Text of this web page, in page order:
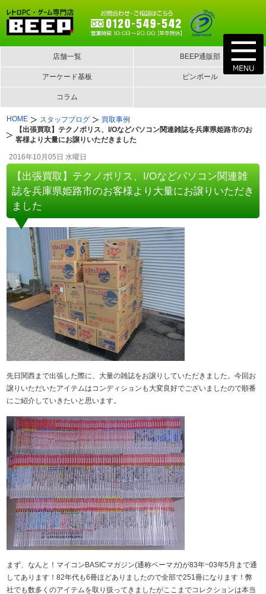
店舗一覧 BEEP通販部
アーケード基板 ピンボール
コラム
HOME スタッフブログ
買取事例
【出張買取】テクノポリス、I/Oなどパソコン関連雑誌を兵庫県姫路市のお
客様より大量にお譲りいただきました
2016年10月05日 水曜日
【出張買取】テクノポリス、I/Oなどパソコン関連雑
誌を兵庫県姫路市のお客様より大量にお譲りいただき
ました
先日関西まで出張した際に、大量の雑誌をお譲りしていただきました。今回お
譲りいただいたアイテムはコンディションも大変良好でございましたので順番
にご紹介していきたいと思います。
まず、なんと！マイコンBASICマガジン(通称ベーマガ)が83年~03年5月まで通
してあります！82年代も6冊ほどありましたので全部で251冊になります！弊
社でも数多くのアイテムを取り扱ってきましたがここまでコレクションは本当